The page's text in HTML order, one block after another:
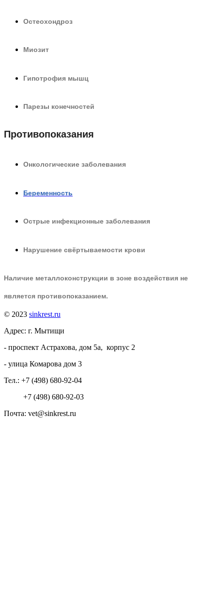
Остеохондроз
Миозит
Гипотрофия мышц
Парезы конечностей
Противопоказания
Онкологические заболевания
Беременность
Острые инфекционные заболевания
Нарушение свёртываемости крови
Наличие металлоконструкции в зоне воздействия не
является противопоказанием.
© 2023 sinkrest.ru
Адрес: г. Мытищи
- проспект Астрахова, дом 5а, корпус 2
- улица Комарова дом 3
Тел.: +7 (498) 680-92-04
+7 (498) 680-92-03
Почта: vet@sinkrest.ru